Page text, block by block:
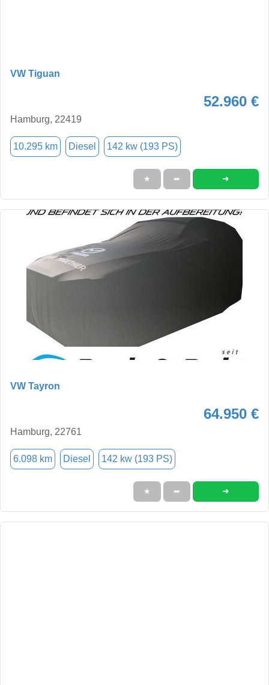
VW Tiguan
52.960 €
Hamburg, 22419
10.295 km Diesel 142 kw (193 PS)
★ ➦ ➜
VW Tayron
64.950 €
Hamburg, 22761
6.098 km Diesel 142 kw (193 PS)
★ ➦ ➜